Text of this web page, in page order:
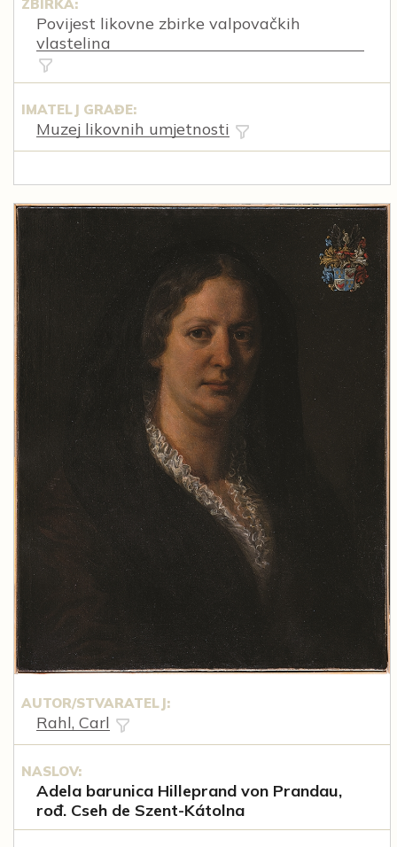
ZBIRKA:
Povijest likovne zbirke valpovačkih
vlastelina
IMATELJ GRAĐE:
Muzej likovnih umjetnosti
AUTOR/STVARATELJ:
Rahl, Carl
NASLOV:
Adela barunica Hilleprand von Prandau,
rođ. Cseh de Szent-Kátolna